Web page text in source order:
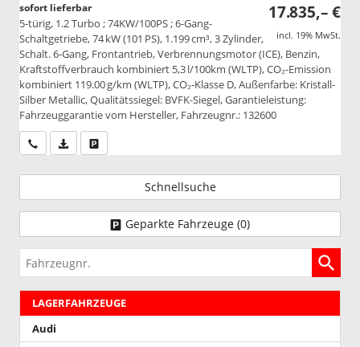
17.835,– €
incl. 19% MwSt.
sofort lieferbar
5-türig, 1.2 Turbo ; 74KW/100PS ; 6-Gang-
Schaltgetriebe, 74 kW (101 PS), 1.199 cm³, 3 Zylinder,
Schalt. 6-Gang, Frontantrieb, Verbrennungsmotor (ICE), Benzin,
Kraftstoffverbrauch kombiniert 5,3 l/100km (WLTP), CO₂-Emission
kombiniert 119.00 g/km (WLTP), CO₂-Klasse D, Außenfarbe: Kristall-
Silber Metallic, Qualitätssiegel: BVFK-Siegel, Garantieleistung:
Fahrzeuggarantie vom Hersteller, Fahrzeugnr.: 132600
Wir rufen Sie anPDF-Datei, Fahrzeugexposé drucken
Schnellsuche
Geparkte Fahrzeuge (0)
Fahrzeugnr.
LAGERFAHRZEUGE
Audi